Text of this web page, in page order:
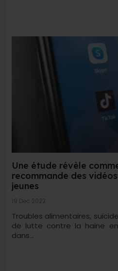
Une étude révèle
recommande des
jeunes
19 Dec 2022
Troubles alimentaires,
de lutte contre la haine
dans...